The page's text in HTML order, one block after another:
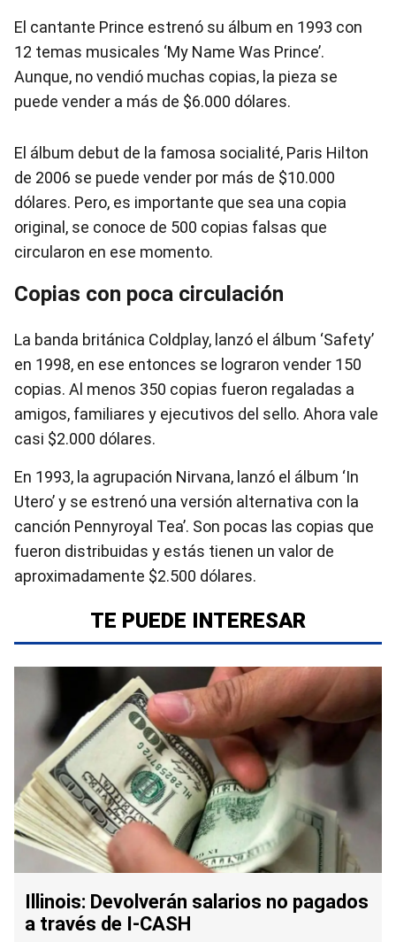
El cantante Prince estrenó su álbum en 1993 con
12 temas musicales ‘My Name Was Prince’.
Aunque, no vendió muchas copias, la pieza se
puede vender a más de $6.000 dólares.
El álbum debut de la famosa socialité, Paris Hilton
de 2006 se puede vender por más de $10.000
dólares. Pero, es importante que sea una copia
original, se conoce de 500 copias falsas que
circularon en ese momento.
Copias con poca circulación
La banda británica Coldplay, lanzó el álbum ‘Safety’
en 1998, en ese entonces se lograron vender 150
copias. Al menos 350 copias fueron regaladas a
amigos, familiares y ejecutivos del sello. Ahora vale
casi $2.000 dólares.
En 1993, la agrupación Nirvana, lanzó el álbum ‘In
Utero’ y se estrenó una versión alternativa con la
canción Pennyroyal Tea’. Son pocas las copias que
fueron distribuidas y estás tienen un valor de
aproximadamente $2.500 dólares.
TE PUEDE INTERESAR
Illinois: Devolverán salarios no pagados
a través de I-CASH